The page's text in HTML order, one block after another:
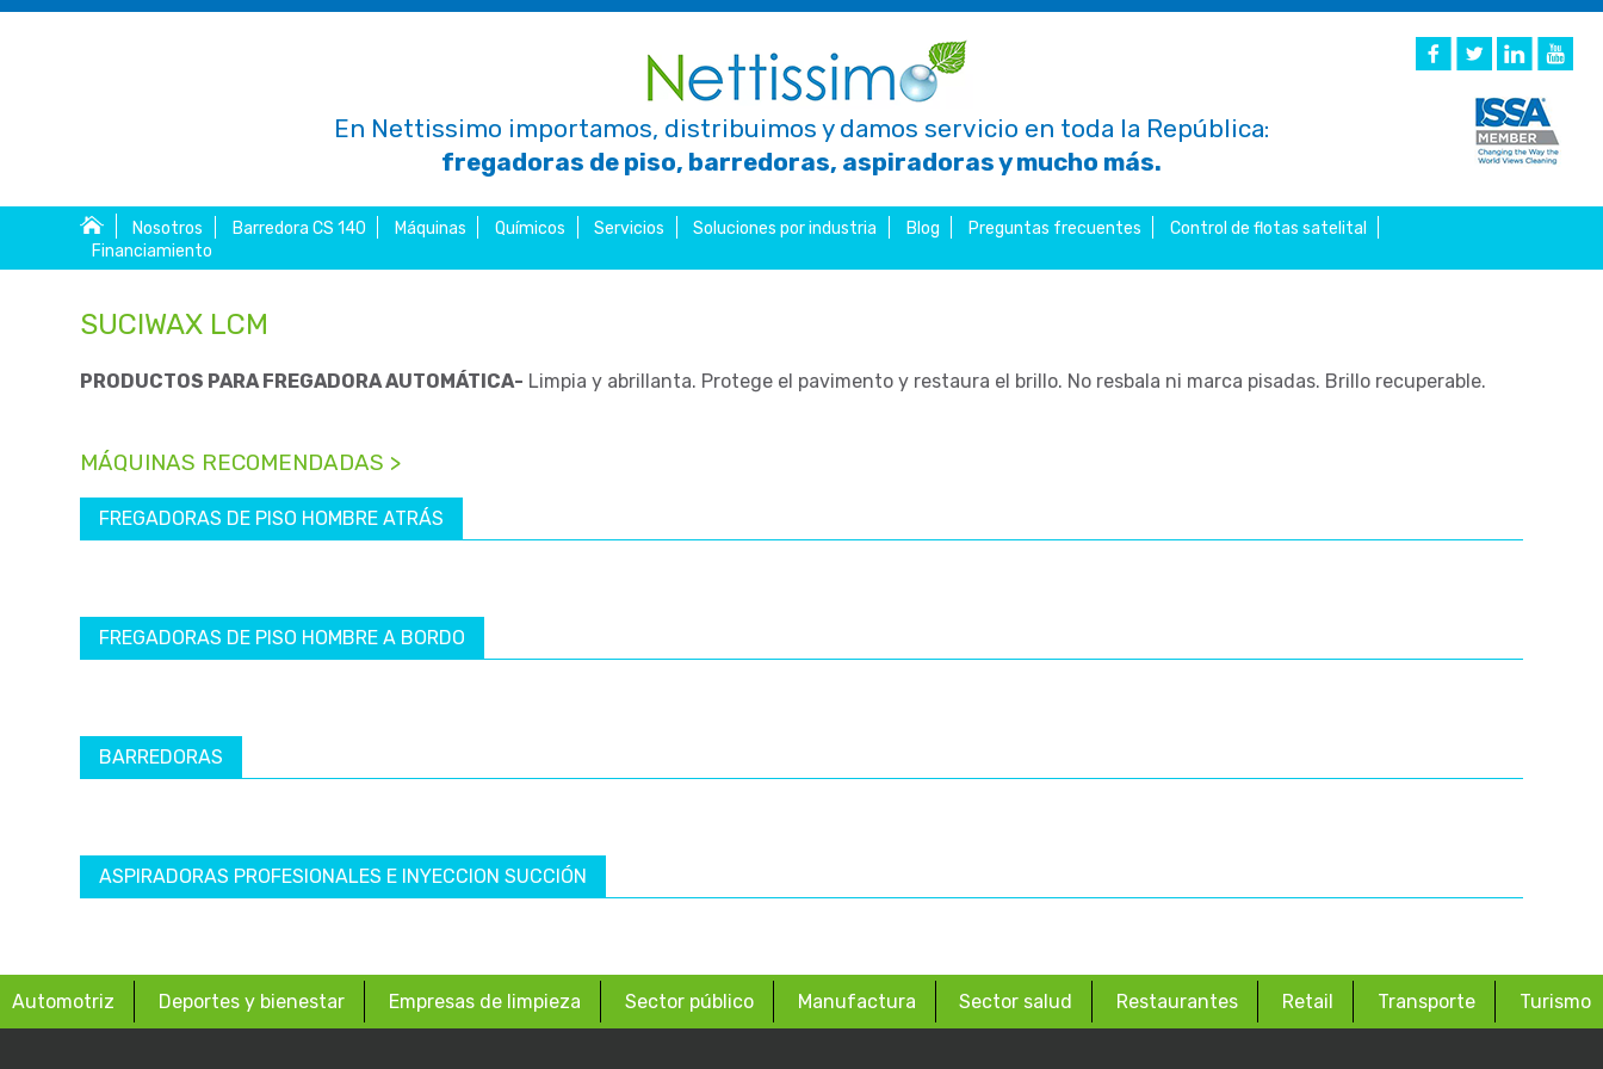
En Nettissimo importamos, distribuimos y damos servicio en toda la República:
fregadoras de piso, barredoras, aspiradoras y mucho más.
Nosotros Barredora CS 140 Máquinas Químicos Servicios Soluciones por industria Blog Preguntas frecuentes
Control de flotas satelital
Financiamiento
SUCIWAX LCM
PRODUCTOS PARA FREGADORA AUTOMÁTICA- Limpia y abrillanta. Protege el pavimento y restaura el brillo. No resbala ni marca pisadas. Brillo recuperable.
MÁQUINAS RECOMENDADAS >
FREGADORAS DE PISO HOMBRE ATRÁS
FREGADORAS DE PISO HOMBRE A BORDO
BARREDORAS
ASPIRADORAS PROFESIONALES E INYECCION SUCCIÓN
Automotriz Deportes y bienestar Empresas de limpieza Sector público Manufactura Sector salud Restaurantes Retail Transporte Turismo